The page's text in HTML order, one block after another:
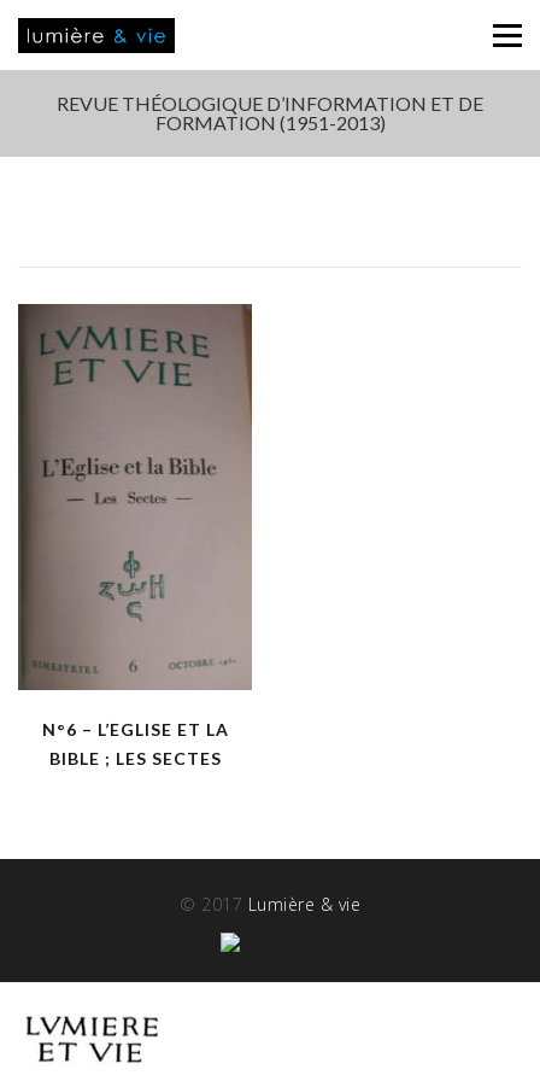
REVUE THÉOLOGIQUE D’INFORMATION ET DE
FORMATION (1951-2013)
N°6 – L’EGLISE ET LA
BIBLE ; LES SECTES
© 2017 Lumière & vie